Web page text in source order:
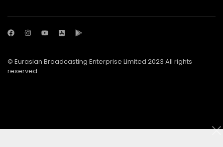
© Eurasian Broadcasting Enterprise Limited 2023 All rights
reserved